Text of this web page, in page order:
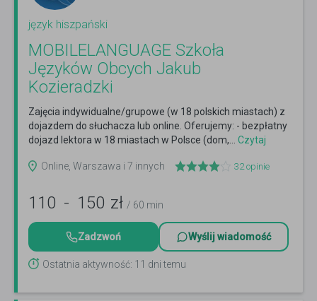
język hiszpański
MOBILELANGUAGE Szkoła
Języków Obcych Jakub
Kozieradzki
Zajęcia indywidualne/grupowe (w 18 polskich miastach) z
dojazdem do słuchacza lub online. Oferujemy: - bezpłatny
dojazd lektora w 18 miastach w Polsce (dom,... Czytaj
Online, Warszawa i 7 innych
32opinie
110 - 150 zł / 60 min
Zadzwoń Wyślij wiadomość
Ostatnia aktywność: 11 dni temu